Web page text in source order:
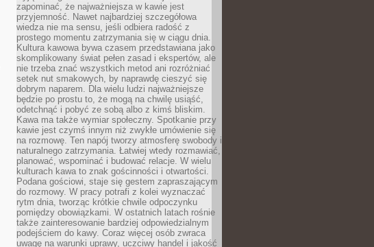
zapominać, że najważniejsza w kawie jest
przyjemność. Nawet najbardziej szczegółowa
wiedza nie ma sensu, jeśli odbiera radość z
prostego momentu zatrzymania się w ciągu dnia.
Kultura kawowa bywa czasem przedstawiana jako
skomplikowany świat pełen zasad i ekspertów, ale
nie trzeba znać wszystkich metod ani rozróżniać
setek nut smakowych, by naprawdę cieszyć się
dobrym naparem. Dla wielu ludzi najważniejsze
będzie po prostu to, że mogą na chwilę usiąść,
odetchnąć i pobyć ze sobą albo z kimś bliskim.
Kawa ma także wymiar społeczny. Spotkanie przy
kawie jest czymś innym niż zwykłe umówienie się
na rozmowę. Ten napój tworzy atmosferę swobody i
naturalnego zatrzymania. Łatwiej wtedy rozmawiać,
planować, wspominać i budować relacje. W wielu
kulturach kawa to znak gościnności i otwartości.
Podana gościowi, staje się gestem zapraszającym
do rozmowy. W pracy potrafi z kolei wyznaczać
rytm dnia, tworząc krótkie chwile odpoczynku
pomiędzy obowiązkami. W ostatnich latach rośnie
także zainteresowanie bardziej odpowiedzialnym
podejściem do kawy. Coraz więcej osób zwraca
uwagę na warunki uprawy, uczciwy handel i jakość